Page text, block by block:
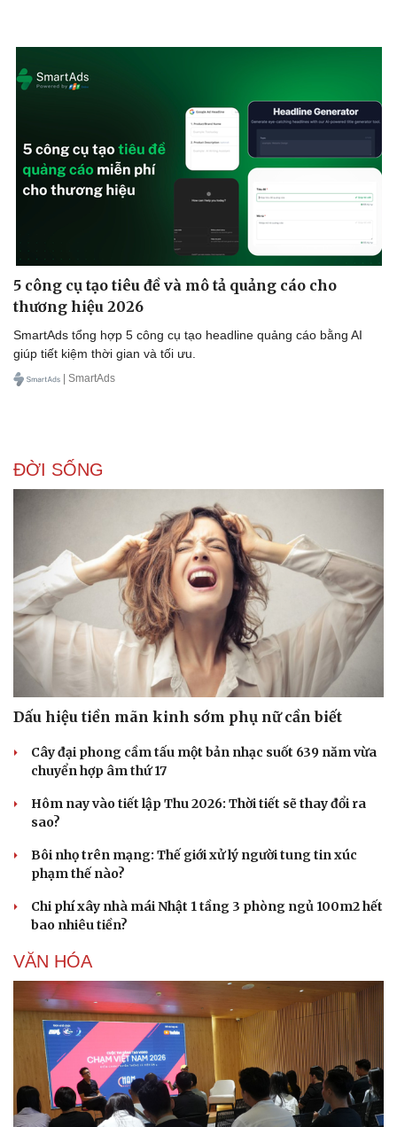
Hậu trường
5 công cụ tạo tiêu đề và mô tả quảng cáo cho
thương hiệu 2026
SmartAds tổng hợp 5 công cụ tạo headline quảng cáo bằng AI
giúp tiết kiệm thời gian và tối ưu.
| SmartAds
ĐỜI SỐNG
Dấu hiệu tiền mãn kinh sớm phụ nữ cần biết
Cây đại phong cầm tấu một bản nhạc suốt 639 năm vừa
chuyển hợp âm thứ 17
Hôm nay vào tiết lập Thu 2026: Thời tiết sẽ thay đổi ra
sao?
Bôi nhọ trên mạng: Thế giới xử lý người tung tin xúc
phạm thế nào?
Chi phí xây nhà mái Nhật 1 tầng 3 phòng ngủ 100m2 hết
bao nhiêu tiền?
VĂN HÓA